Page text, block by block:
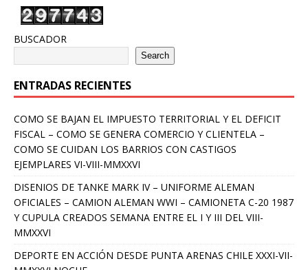
BUSCADOR
Search
ENTRADAS RECIENTES
COMO SE BAJAN EL IMPUESTO TERRITORIAL Y EL DEFICIT
FISCAL – COMO SE GENERA COMERCIO Y CLIENTELA –
COMO SE CUIDAN LOS BARRIOS CON CASTIGOS
EJEMPLARES VI-VIII-MMXXVI
DISENIOS DE TANKE MARK IV – UNIFORME ALEMAN
OFICIALES – CAMION ALEMAN WWI – CAMIONETA C-20 1987
Y CUPULA CREADOS SEMANA ENTRE EL I Y III DEL VIII-
MMXXVI
DEPORTE EN ACCIÓN DESDE PUNTA ARENAS CHILE XXXI-VII-